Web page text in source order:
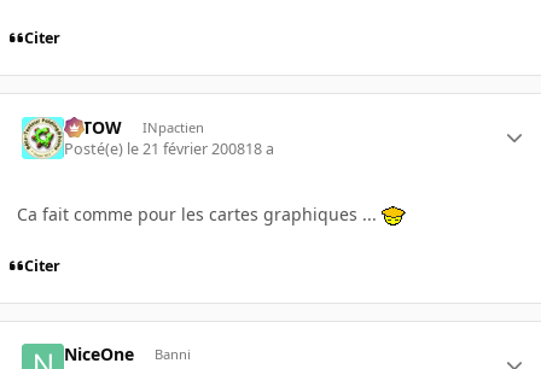
Citer
toTOW INpactien
Posté(e) le 21 février 200818 a
Ca fait comme pour les cartes graphiques ...
Citer
NiceOne Banni